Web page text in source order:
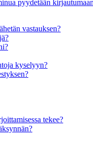
pyydetään
vastauksen?
kyselyyn?
tekee?